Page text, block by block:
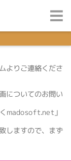
よりご連絡くださ
についてのお問い
madosoft.net」
しますので、まず